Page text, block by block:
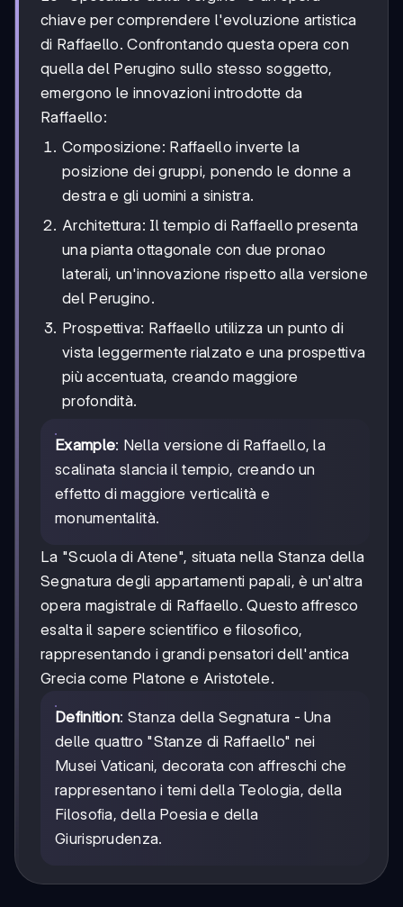
chiave per comprendere l'evoluzione artistica
di Raffaello. Confrontando questa opera con
quella del Perugino sullo stesso soggetto,
emergono le innovazioni introdotte da
Raffaello:
Composizione: Raffaello inverte la
posizione dei gruppi, ponendo le donne a
destra e gli uomini a sinistra.
Architettura: Il tempio di Raffaello presenta
una pianta ottagonale con due pronao
laterali, un'innovazione rispetto alla versione
del Perugino.
Prospettiva: Raffaello utilizza un punto di
vista leggermente rialzato e una prospettiva
più accentuata, creando maggiore
profondità.
Example: Nella versione di Raffaello, la
scalinata slancia il tempio, creando un
effetto di maggiore verticalità e
monumentalità.
La "Scuola di Atene", situata nella Stanza della
Segnatura degli appartamenti papali, è un'altra
opera magistrale di Raffaello. Questo affresco
esalta il sapere scientifico e filosofico,
rappresentando i grandi pensatori dell'antica
Grecia come Platone e Aristotele.
Definition: Stanza della Segnatura - Una
delle quattro "Stanze di Raffaello" nei
Musei Vaticani, decorata con affreschi che
rappresentano i temi della Teologia, della
Filosofia, della Poesia e della
Giurisprudenza.